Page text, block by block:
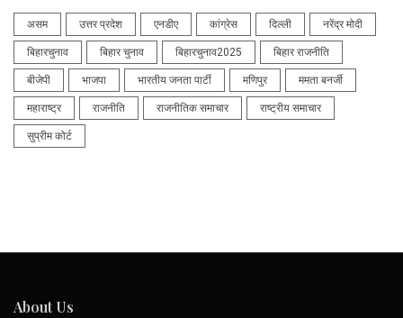
असम उत्तर प्रदेश एनडीए कांग्रेस दिल्ली नरेंद्र मोदी
बिहारचुनाव बिहार चुनाव बिहारचुनाव2025 बिहार राजनीति
बीजेपी भाजपा भारतीय जनता पार्टी मणिपुर ममता बनर्जी
महाराष्ट्र राजनीति राजनीतिक समाचार राष्ट्रीय समाचार
सुप्रीम कोर्ट
About Us